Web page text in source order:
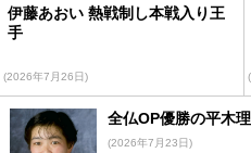
伊藤あおい 熱戦制し本戦入り王
手
(2026年7月26日)
全仏OP優勝の平木
(2026年7月23日)